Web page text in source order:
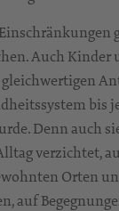
Auch Kinder
bis
Denn auch
verzichtet,
Orten
auf